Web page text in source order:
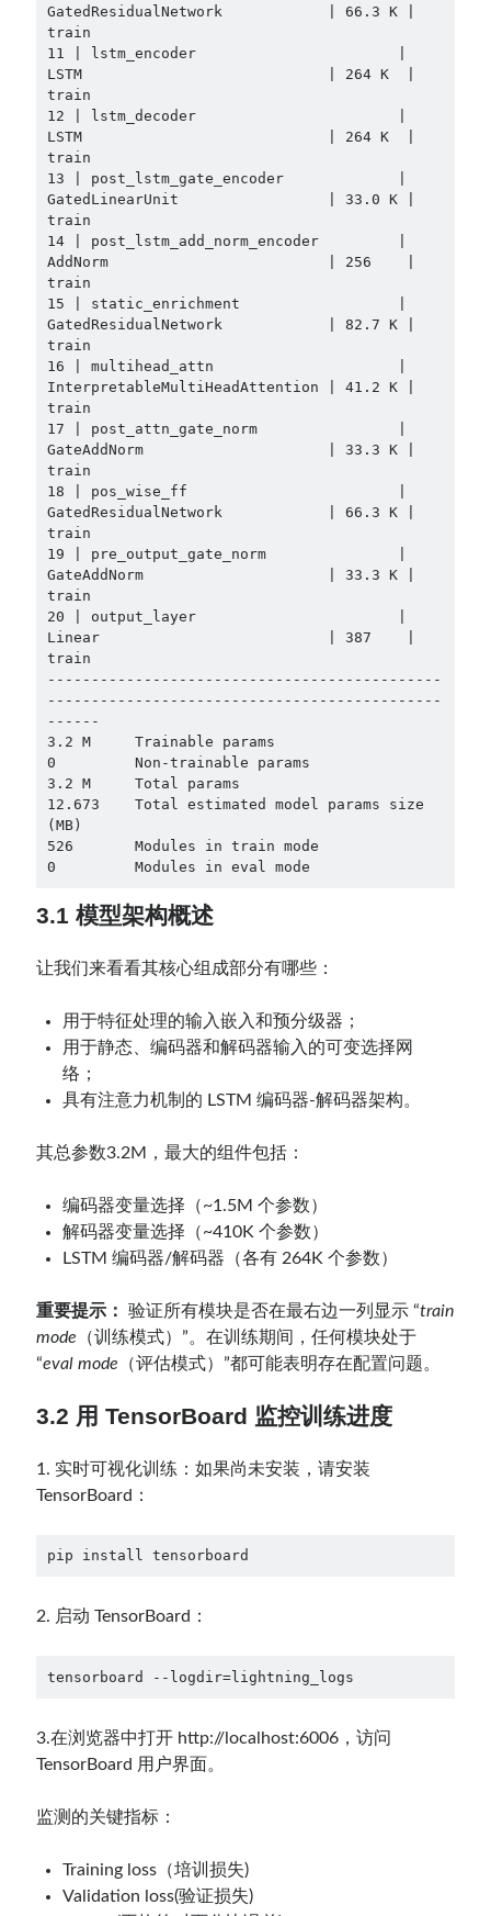
GatedResidualNetwork            | 66.3 K |
train
11 | lstm_encoder                       |
LSTM                            | 264 K  |
train
12 | lstm_decoder                       |
LSTM                            | 264 K  |
train
13 | post_lstm_gate_encoder             |
GatedLinearUnit                 | 33.0 K |
train
14 | post_lstm_add_norm_encoder         |
AddNorm                         | 256    |
train
15 | static_enrichment                  |
GatedResidualNetwork            | 82.7 K |
train
16 | multihead_attn                     |
InterpretableMultiHeadAttention | 41.2 K |
train
17 | post_attn_gate_norm                |
GateAddNorm                     | 33.3 K |
train
18 | pos_wise_ff                        |
GatedResidualNetwork            | 66.3 K |
train
19 | pre_output_gate_norm               |
GateAddNorm                     | 33.3 K |
train
20 | output_layer                       |
Linear                          | 387    |
train
---------------------------------------------
---------------------------------------------
------
3.2 M     Trainable params
0         Non-trainable params
3.2 M     Total params
12.673    Total estimated model params size
(MB)
526       Modules in train mode
0         Modules in eval mode
3.1 模型架构概述
让我们来看看其核心组成部分有哪些：
用于特征处理的输入嵌入和预分级器；
用于静态、编码器和解码器输入的可变选择网
络；
具有注意力机制的 LSTM 编码器-解码器架构。
其总参数3.2M，最大的组件包括：
编码器变量选择（~1.5M 个参数）
解码器变量选择（~410K 个参数）
LSTM 编码器/解码器（各有 264K 个参数）
重要提示： 验证所有模块是否在最右边一列显示 “train
mode （训练模式）”。在训练期间，任何模块处于
“eval mode （评估模式）”都可能表明存在配置问题。
3.2 用 TensorBoard 监控训练进度
1. 实时可视化训练：如果尚未安装，请安装
TensorBoard：
pip install tensorboard
2. 启动 TensorBoard：
tensorboard --logdir=lightning_logs
3.在浏览器中打开 http://localhost:6006，访问
TensorBoard 用户界面。
监测的关键指标：
Training loss（培训损失)
Validation loss(验证损失)